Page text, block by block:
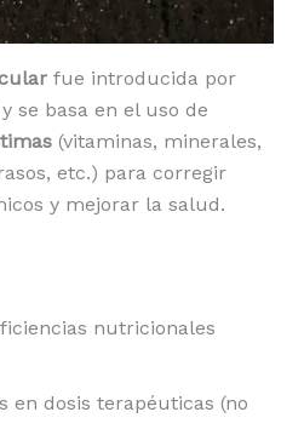
fue introducida por
se basa en el uso de
(vitaminas, minerales,
etc.) para corregir
y mejorar la salud.
nutricionales
en dosis terapéuticas (no